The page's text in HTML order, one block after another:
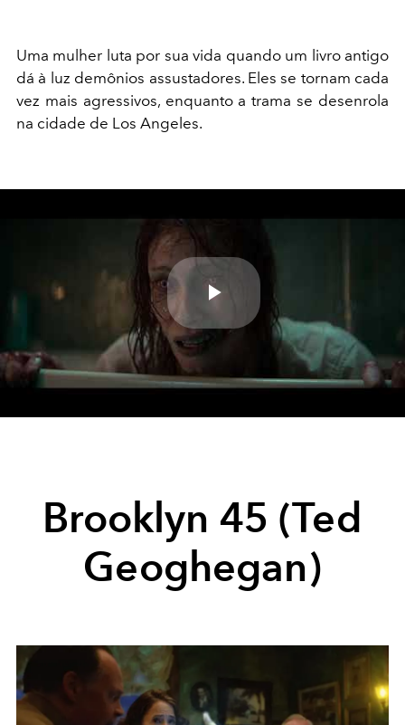
Uma mulher luta por sua vida quando um livro antigo
dá à luz demônios assustadores. Eles se tornam cada
vez mais agressivos, enquanto a trama se desenrola
na cidade de Los Angeles.
Play
Brooklyn 45 (Ted
Geoghegan)